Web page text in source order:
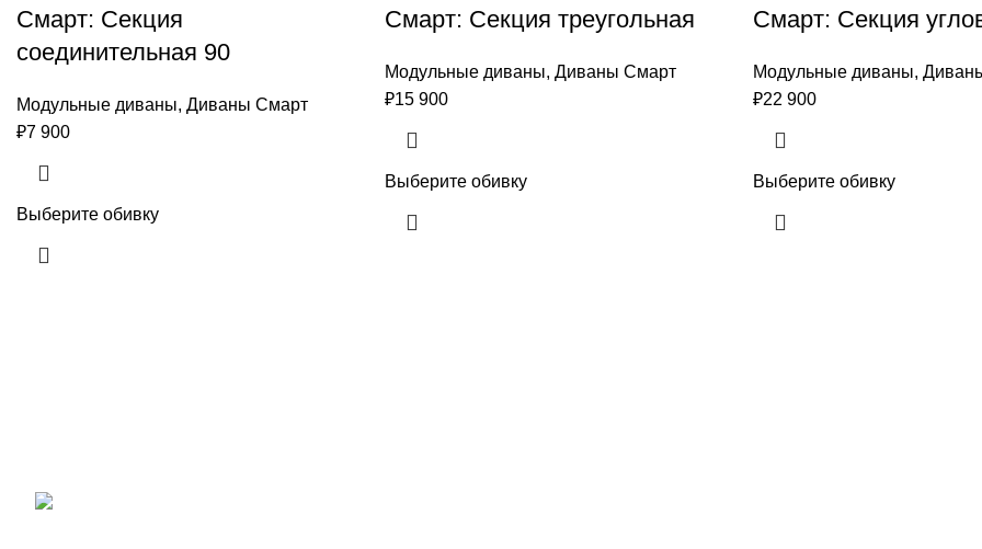
Смарт: Секция
соединительная 90
Модульные диваны, Диваны Смарт
₽7 900
Выберите обивку
Смарт: Секция треугольная
Модульные диваны, Диваны Смарт
₽15 900
Выберите обивку
Смарт: Секция
Модульные диваны,
₽22 900
Выберите обивку